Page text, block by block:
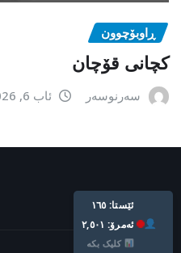
ڕاوبۆچوون
کچانی قۆچان
سەرنوسەر ئاب 6, 2026
ئێستا: ١٦٥
ئه‌مرۆ: ٢,٥٠١
کلیک بکە